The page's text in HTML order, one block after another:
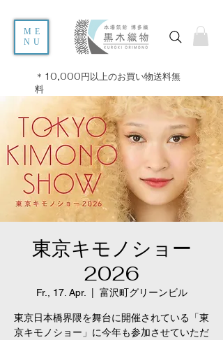
ME
NU
＊10,000円以上のお買い物送料無
料
東京キモノショー
2026
Fr., 17. Apr. 富沢町グリーンビル
東京日本橋界隈を舞台に開催されている「東
京キモノショー」に今年も参加させていただ